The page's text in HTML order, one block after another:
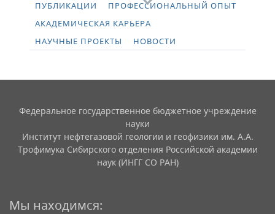
Сейсмология и геомеханика.
Поля напряжений и деформаций; механизмы
землетрясений; численное моделирование;
поведение пород за пределом упругости.
ПУБЛИКАЦИИ
ПРОФЕССИОНАЛЬНЫЙ ОПЫТ
АКАДЕМИЧЕСКАЯ КАРЬЕРА
НАУЧНЫЕ ПРОЕКТЫ
НОВОСТИ
Федеральное государственное бюджетное учреждение
науки
Институт нефтегазовой геологии и геофизики им. А.А.
Трофимука Сибирского отделения Российской академии
наук (ИНГГ СО РАН)
Мы находимся: